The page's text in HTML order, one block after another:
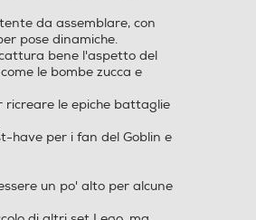
da assemblare, con
pose dinamiche.
bene l'aspetto del
le bombe zucca e
ricreare le epiche battaglie
have per i fan del Goblin e
un po' alto per alcune